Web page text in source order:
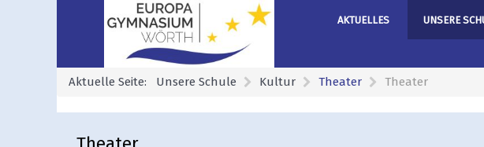
AKTUELLES UNSERE
Aktuelle Seite: Unsere Schule Kultur Theater Theater